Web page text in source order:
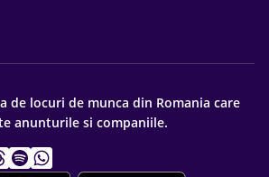
de locuri de munca din Romania care
anunturile si companiile.